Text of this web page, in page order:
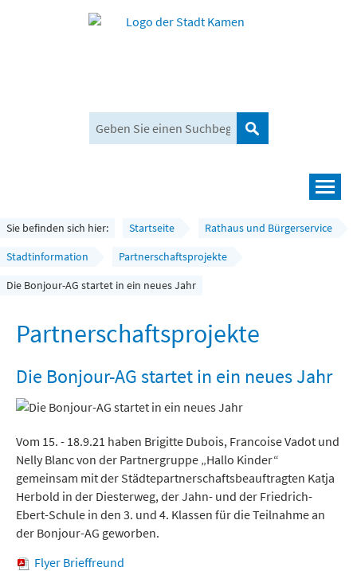
Suchen
Leben und mehr
Rathaus und Bürgerservice
Wirtschaft und Planen
Umwelt, Klima und Mobilität
Sie befinden sich hier: Startseite
Rathaus und Bürgerservice
Stadtinformation
Partnerschaftsprojekte
Die Bonjour-AG startet in ein neues Jahr
Partnerschaftsprojekte
Die Bonjour-AG startet in ein neues Jahr
Vom 15. - 18.9.21 haben Brigitte Dubois, Francoise Vadot und
Nelly Blanc von der Partnergruppe „Hallo Kinder“
gemeinsam mit der Städtepartnerschaftsbeauftragten Katja
Herbold in der Diesterweg, der Jahn- und der Friedrich-
Ebert-Schule in den 3. und 4. Klassen für die Teilnahme an
der Bonjour-AG geworben.
Flyer Brieffreund